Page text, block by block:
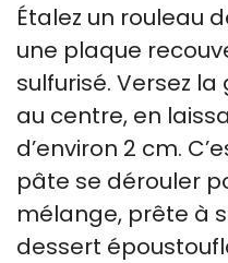
Étalez un rouleau
une plaque
sulfurisé. Versez
au centre, en
d’environ 2 cm.
pâte se dérouler
mélange, prête à
dessert